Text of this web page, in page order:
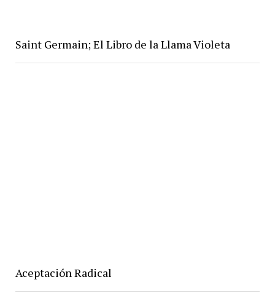
Saint Germain; El Libro de la Llama Violeta
Aceptación Radical